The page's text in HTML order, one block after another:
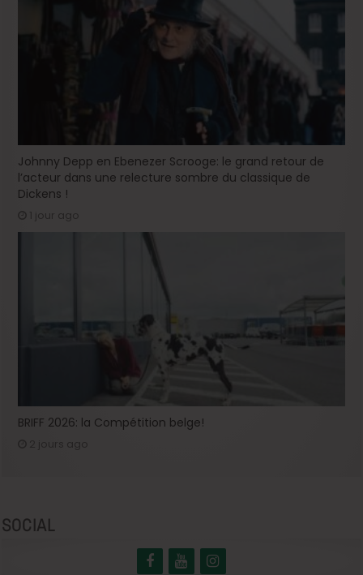
Johnny Depp en Ebenezer Scrooge: le grand retour de
l’acteur dans une relecture sombre du classique de
Dickens !
1 jour ago
BRIFF 2026: la Compétition belge!
SOCIAL